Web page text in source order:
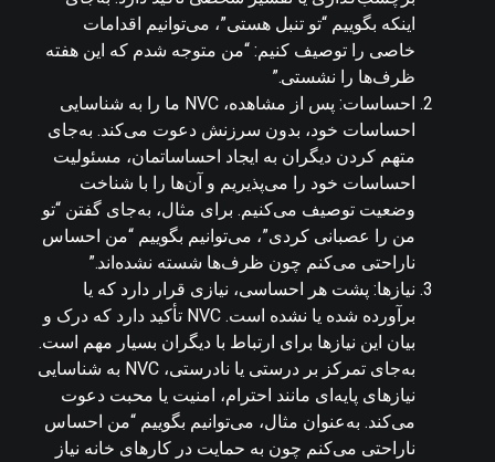
اینکه بگوییم “تو تنبل هستی”، می‌توانیم اقدامات
خاصی را توصیف کنیم: “من متوجه شدم که این هفته
ظرف‌ها را نشستی.”
احساسات: پس از مشاهده، NVC ما را به شناسایی
احساسات خود، بدون سرزنش دعوت می‌کند. به‌جای
متهم کردن دیگران به ایجاد احساساتمان، مسئولیت
احساسات خود را می‌پذیریم و آن‌ها را با شناخت
وضعیت توصیف می‌کنیم. برای مثال، به‌جای گفتن “تو
من را عصبانی کردی”، می‌توانیم بگوییم “من احساس
ناراحتی می‌کنم چون ظرف‌ها شسته نشده‌اند.”
نیازها: پشت هر احساسی، نیازی قرار دارد که یا
برآورده شده یا نشده است. NVC تأکید دارد که درک و
بیان این نیازها برای ارتباط با دیگران بسیار مهم است.
به‌جای تمرکز بر درستی یا نادرستی، NVC به شناسایی
نیازهای پایه‌ای مانند احترام، امنیت یا محبت دعوت
می‌کند. به‌عنوان مثال، می‌توانیم بگوییم “من احساس
ناراحتی می‌کنم چون به حمایت در کارهای خانه نیاز